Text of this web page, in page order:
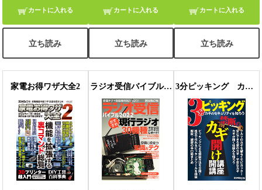
カートに入れる
立ち読み
カートに入れる
立ち読み
カートに入れる
立ち読み
家電お得ワザ大全2 ラジオ受信バイブル2022 3分ピッキング カギのセキュリティを知ろう